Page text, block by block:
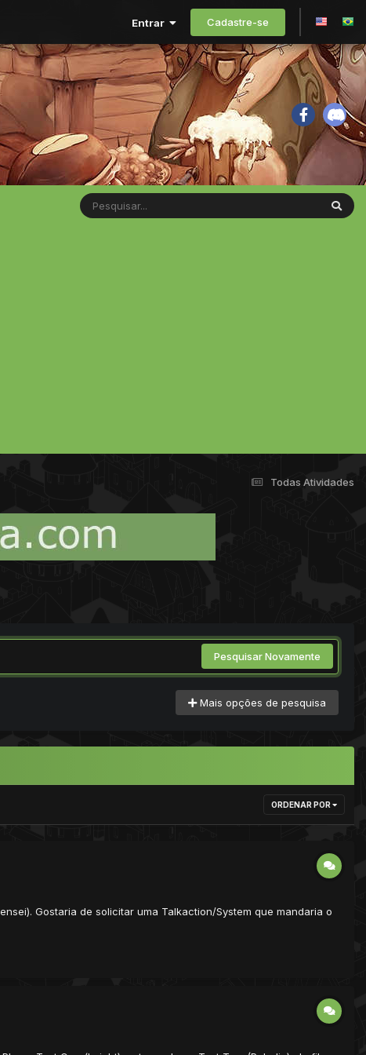
Entrar Cadastre-se
Todas Atividades
Pesquisar Novamente
Mais opções de pesquisa
ORDENAR POR
Gostaria de solicitar uma Talkaction/System que mandaria o